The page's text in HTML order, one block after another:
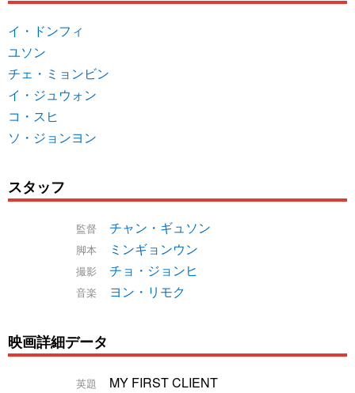
イ・ドンフィ
ユソン
チェ・ミョンビン
イ・ジュウォン
コ・スヒ
ソ・ジョンヨン
スタッフ
監督 チャン・ギュソン
脚本 ミンギョンウン
撮影 チョ・ジョンヒ
音楽 ヨン・リモク
映画詳細データ
英題 MY FIRST CLIENT